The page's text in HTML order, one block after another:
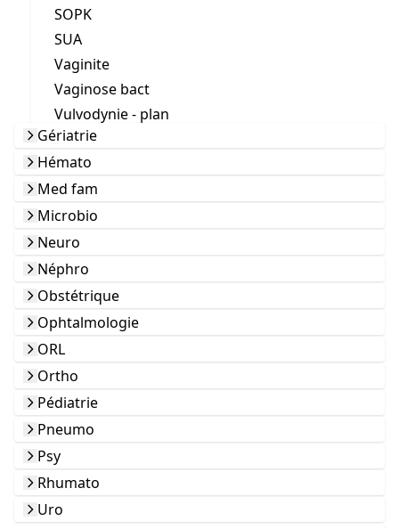
SOPK
SUA
Vaginite
Vaginose bact
Vulvodynie - plan
Gériatrie
Hémato
Med fam
Microbio
Neuro
Néphro
Obstétrique
Ophtalmologie
ORL
Ortho
Pédiatrie
Pneumo
Psy
Rhumato
Uro